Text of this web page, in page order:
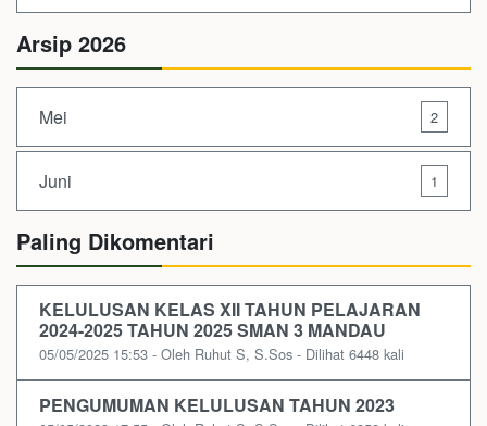
Arsip 2026
Mei 2
Juni 1
Paling Dikomentari
KELULUSAN KELAS XII TAHUN PELAJARAN
2024-2025 TAHUN 2025 SMAN 3 MANDAU
05/05/2025 15:53 - Oleh Ruhut S, S.Sos - Dilihat 6448 kali
PENGUMUMAN KELULUSAN TAHUN 2023